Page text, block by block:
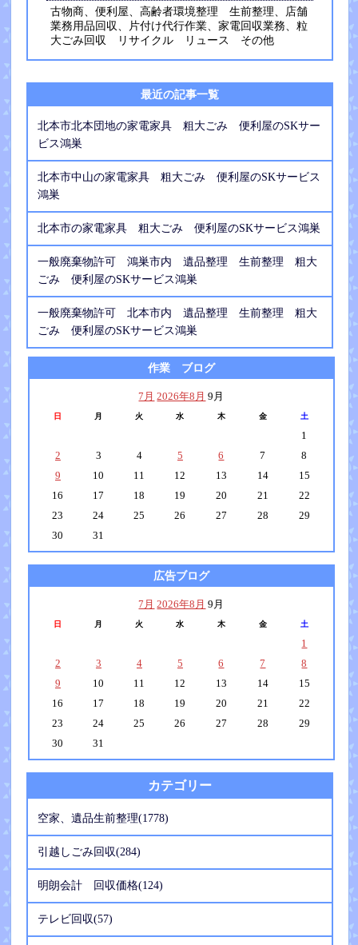
古物商、便利屋、高齢者環境整理 生前整理、店舗
業務用品回収、片付け代行作業、家電回収業務、粒
大ごみ回収 リサイクル リュース その他
最近の記事一覧
北本市北本団地の家電家具 粗大ごみ 便利屋のSKサー
ビス鴻巣
北本市中山の家電家具 粗大ごみ 便利屋のSKサービス
鴻巣
北本市の家電家具 粗大ごみ 便利屋のSKサービス鴻巣
一般廃棄物許可 鴻巣市内 遺品整理 生前整理 粗大
ごみ 便利屋のSKサービス鴻巣
一般廃棄物許可 北本市内 遺品整理 生前整理 粗大
ごみ 便利屋のSKサービス鴻巣
作業 ブログ
7月 2026年8月 9月
日 月 火 水 木 金 土
1
2
3 4 5 6 7
8
9
10 11 12 13 14
15
16
17 18 19 20 21
22
23
24 25 26 27 28
29
30
31
広告ブログ
7月 2026年8月 9月
日 月 火 水 木 金 土
1
2
3 4 5 6 7
8
9
10 11 12 13 14
15
16
17 18 19 20 21
22
23
24 25 26 27 28
29
30
31
カテゴリー
空家、遺品生前整理(1778)
引越しごみ回収(284)
明朗会計 回収価格(124)
テレビ回収(57)